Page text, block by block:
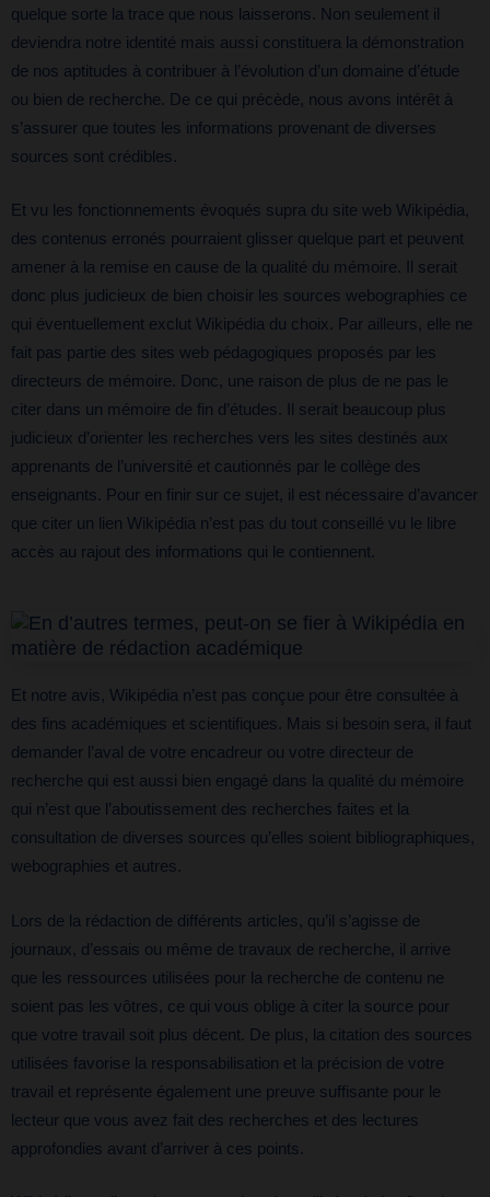
quelque sorte la trace que nous laisserons. Non seulement il
deviendra notre identité mais aussi constituera la démonstration
de nos aptitudes à contribuer à l’évolution d’un domaine d’étude
ou bien de recherche. De ce qui précède, nous avons intérêt à
s’assurer que toutes les informations provenant de diverses
sources sont crédibles.
Et vu les fonctionnements évoqués supra du site web Wikipédia,
des contenus erronés pourraient glisser quelque part et peuvent
amener à la remise en cause de la qualité du mémoire. Il serait
donc plus judicieux de bien choisir les sources webographies ce
qui éventuellement exclut Wikipédia du choix. Par ailleurs, elle ne
fait pas partie des sites web pédagogiques proposés par les
directeurs de mémoire. Donc, une raison de plus de ne pas le
citer dans un mémoire de fin d’études. Il serait beaucoup plus
judicieux d’orienter les recherches vers les sites destinés aux
apprenants de l’université et cautionnés par le collège des
enseignants. Pour en finir sur ce sujet, il est nécessaire d’avancer
que citer un lien Wikipédia n’est pas du tout conseillé vu le libre
accès au rajout des informations qui le contiennent.
Et notre avis, Wikipédia n’est pas conçue pour être consultée à
des fins académiques et scientifiques. Mais si besoin sera, il faut
demander l’aval de votre encadreur ou votre directeur de
recherche qui est aussi bien engagé dans la qualité du mémoire
qui n’est que l’aboutissement des recherches faites et la
consultation de diverses sources qu’elles soient bibliographiques,
webographies et autres.
Lors de la rédaction de différents articles, qu’il s’agisse de
journaux, d’essais ou même de travaux de recherche, il arrive
que les ressources utilisées pour la recherche de contenu ne
soient pas les vôtres, ce qui vous oblige à citer la source pour
que votre travail soit plus décent. De plus, la citation des sources
utilisées favorise la responsabilisation et la précision de votre
travail et représente également une preuve suffisante pour le
lecteur que vous avez fait des recherches et des lectures
approfondies avant d’arriver à ces points.